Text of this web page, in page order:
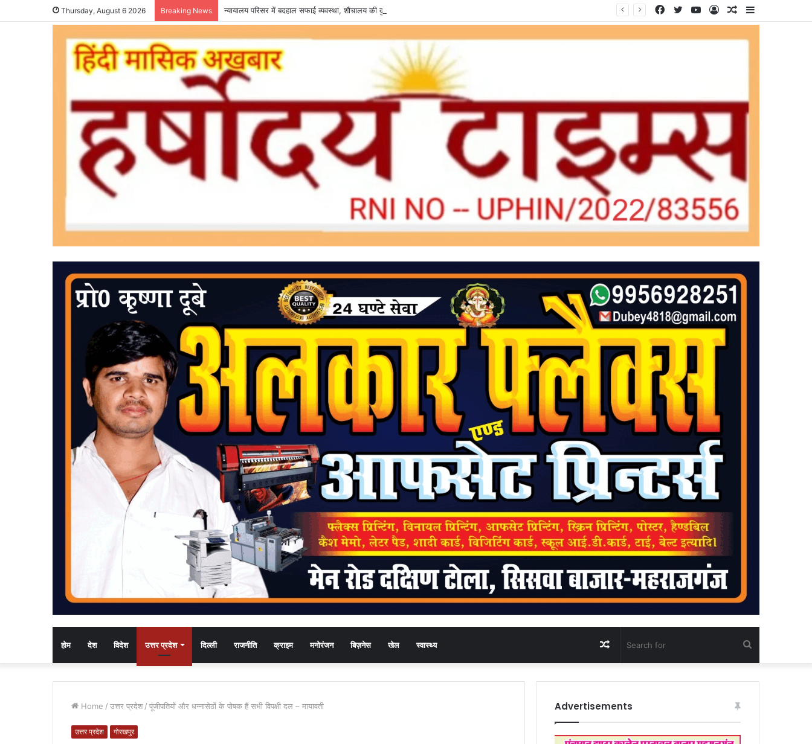
Thursday, August 6 2026 Breaking News न्यायालय परिसर में बदहाल सफाई व्यवस्था, शौचालय की दुर्दशा से वादकारी परेशान Sidebar
Random
Log
YouTube
Twitter
Facebook
होम देश विदेश उत्तर प्रदेश दिल्ली राजनीति क्राइम मनोरंजन बिज़नेस खेल स्वास्थ्य
for
Random
Article
Home / उत्तर प्रदेश / पूंजीपतियों और धन्नासेठों के पोषक हैं सभी विपक्षी दल – मायावती
उत्तर प्रदेश गोरखपुर
Advertisements